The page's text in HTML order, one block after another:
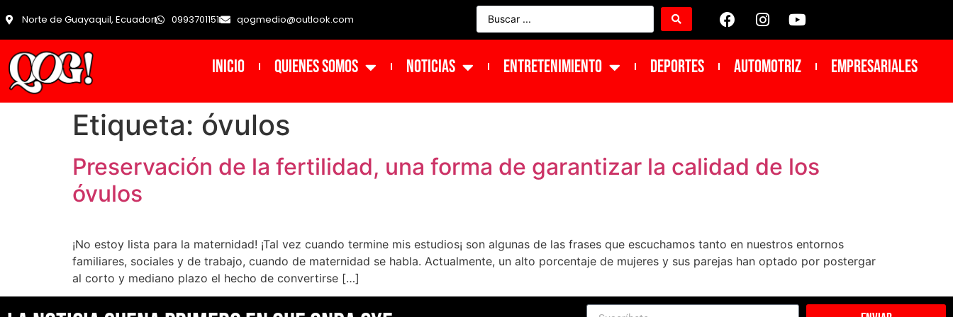
Norte de Guayaquil, Ecuador 0993701151 qogmedio@outlook.com
INICIO Quienes Somos NOTICIAS ENTRETENIMIENTO DEPORTES Automotriz Empresariales
Etiqueta: óvulos
Preservación de la fertilidad, una forma de garantizar la calidad de los
óvulos
¡No estoy lista para la maternidad! ¡Tal vez cuando termine mis estudios¡ son algunas de las frases que escuchamos tanto en nuestros entornos
familiares, sociales y de trabajo, cuando de maternidad se habla. Actualmente, un alto porcentaje de mujeres y sus parejas han optado por postergar
al corto y mediano plazo el hecho de convertirse […]